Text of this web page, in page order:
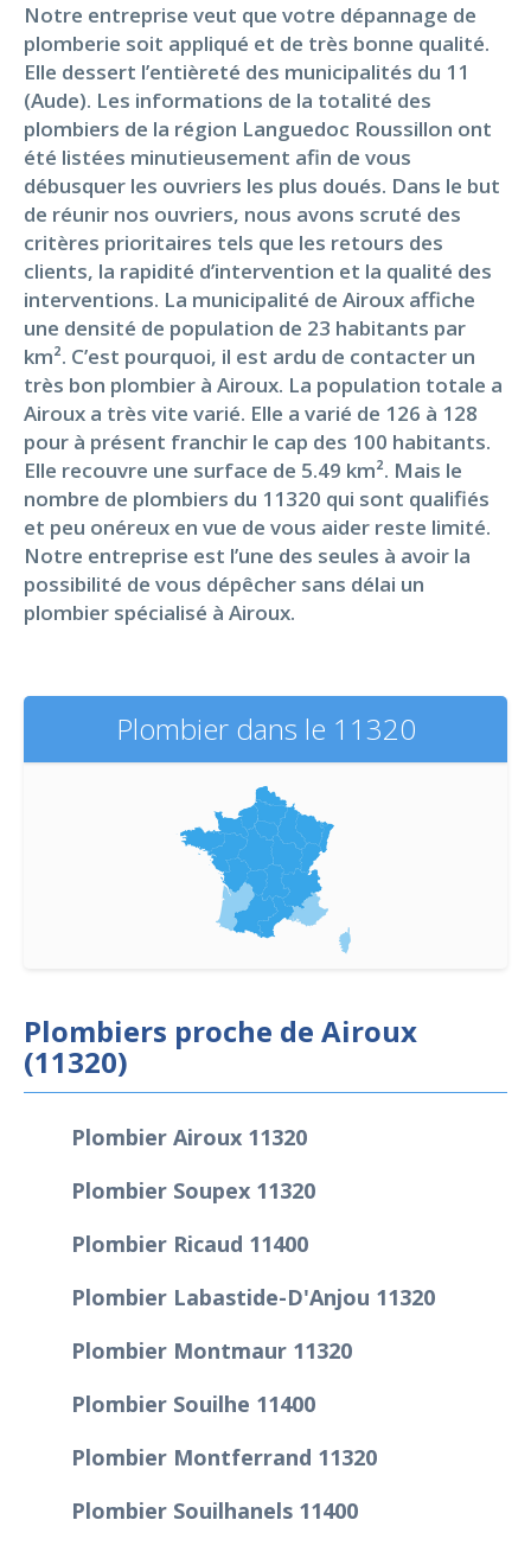
Notre entreprise veut que votre dépannage de
plomberie soit appliqué et de très bonne qualité.
Elle dessert l’entièreté des municipalités du 11
(Aude). Les informations de la totalité des
plombiers de la région Languedoc Roussillon ont
été listées minutieusement afin de vous
débusquer les ouvriers les plus doués. Dans le but
de réunir nos ouvriers, nous avons scruté des
critères prioritaires tels que les retours des
clients, la rapidité d’intervention et la qualité des
interventions. La municipalité de Airoux affiche
une densité de population de 23 habitants par
km². C’est pourquoi, il est ardu de contacter un
très bon plombier à Airoux. La population totale a
Airoux a très vite varié. Elle a varié de 126 à 128
pour à présent franchir le cap des 100 habitants.
Elle recouvre une surface de 5.49 km². Mais le
nombre de plombiers du 11320 qui sont qualifiés
et peu onéreux en vue de vous aider reste limité.
Notre entreprise est l’une des seules à avoir la
possibilité de vous dépêcher sans délai un
plombier spécialisé à Airoux.
Plombier dans le 11320
Plombiers proche de Airoux
(11320)
Plombier Airoux 11320
Plombier Soupex 11320
Plombier Ricaud 11400
Plombier Labastide-D'Anjou 11320
Plombier Montmaur 11320
Plombier Souilhe 11400
Plombier Montferrand 11320
Plombier Souilhanels 11400